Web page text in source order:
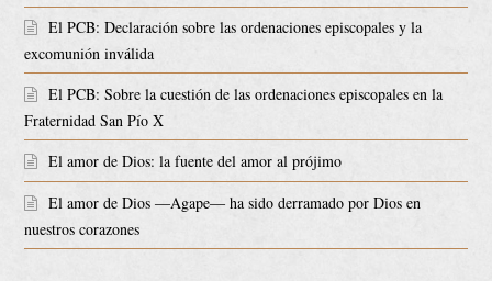
El PCB: Declaración sobre las ordenaciones episcopales y la
excomunión inválida
El PCB: Sobre la cuestión de las ordenaciones episcopales en la
Fraternidad San Pío X
El amor de Dios: la fuente del amor al prójimo
El amor de Dios ―Agape― ha sido derramado por Dios en
nuestros corazones